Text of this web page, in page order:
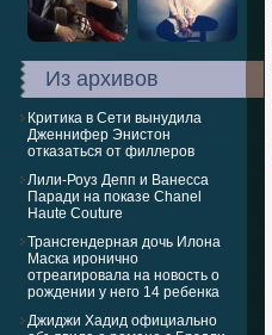
Из архивов
Критика в Сети вынудила
Дженнифер Энистон
отказаться от филлеров
Лили-Роуз Депп и Ванесса
Паради на показе Chanel
Haute Couture
Трансгендерная дочь Илона
Маска иронично
отреагировала на новость о
рождении у него 14 ребенка
Джиджи Хадид официально